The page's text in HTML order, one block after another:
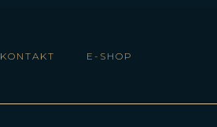
KONTAKT E-SHOP